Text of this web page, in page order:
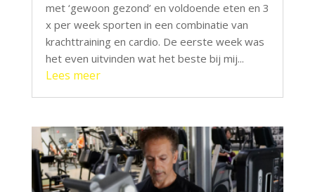
met ‘gewoon gezond’ en voldoende eten en 3
x per week sporten in een combinatie van
krachttraining en cardio. De eerste week was
het even uitvinden wat het beste bij mij...
Lees meer